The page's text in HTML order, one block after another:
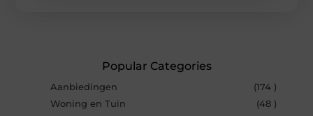
Popular Categories
Aanbiedingen
(174 )
Woning en Tuin
(48 )